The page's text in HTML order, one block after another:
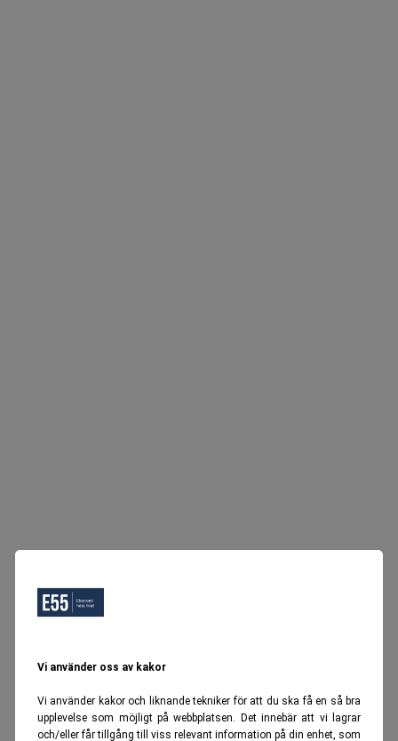
Vi använder oss av kakor
Vi använder kakor och liknande tekniker för att du ska få en så bra
upplevelse som möjligt på webbplatsen. Det innebär att vi lagrar
och/eller får tillgång till viss relevant information på din enhet, som